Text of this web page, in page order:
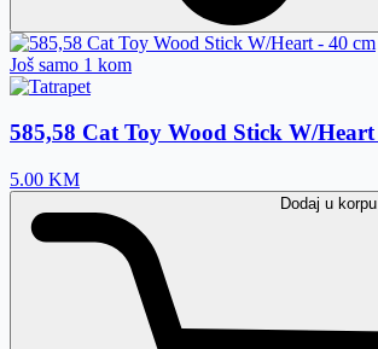
Još samo 1 kom
585,58 Cat Toy Wood Stick W/Heart
5.00 KM
Dodaj u korpu